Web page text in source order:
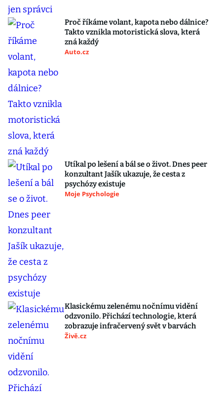
Proč říkáme volant, kapota nebo dálnice?
Takto vznikla motoristická slova, která
zná každý
Auto.cz
Utíkal po lešení a bál se o život. Dnes peer
konzultant Jašík ukazuje, že cesta z
psychózy existuje
Moje Psychologie
Klasickému zelenému nočnímu vidění
odzvonilo. Přichází technologie, která
zobrazuje infračervený svět v barvách
Živě.cz